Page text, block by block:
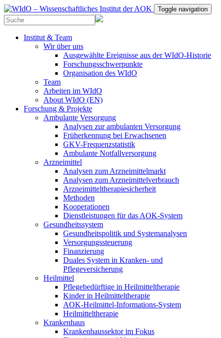
Toggle navigation
Institut & Team
Wir über uns
Ausgewählte Ereignisse aus der WIdO-Historie
Forschungsschwerpunkte
Organisation des WIdO
Team
Arbeiten im WIdO
About WIdO (EN)
Forschung & Projekte
Ambulante Versorgung
Analysen zur ambulanten Versorgung
Früherkennung bei Erwachsenen
GKV-Frequenzstatistik
Ambulante Notfallversorgung
Arzneimittel
Analysen zum Arzneimittelmarkt
Analysen zum Arzneimittelverbrauch
Arzneimitteltherapiesicherheit
Methoden
Kooperationen
Dienstleistungen für das AOK-System
Gesundheitssystem
Gesundheitspolitik und Systemanalysen
Versorgungssteuerung
Finanzierung
Duales System in Kranken- und
Pflegeversicherung
Heilmittel
Pflegebedürftige in Heilmitteltherapie
Kinder in Heilmitteltherapie
AOK-Heilmittel-Informations-System
Heilmitteltherapie
Krankenhaus
Krankenhaussektor im Fokus